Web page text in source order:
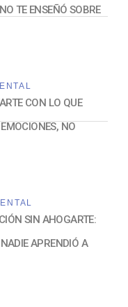
TE ENSEÑÓ SOBRE
CON LO QUE
NO
SIN AHOGARTE:
APRENDIÓ A